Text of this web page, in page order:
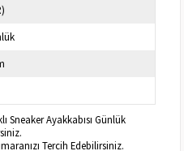
Sneaker Ayakkabısı Günlük
Tercih Edebilirsiniz.